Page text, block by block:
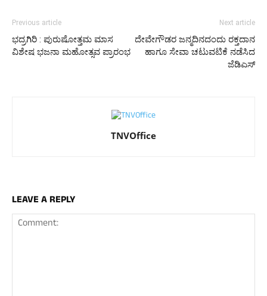
Previous article
ಭದ್ರಗಿರಿ : ಪುರುಷೋತ್ತಮ ಮಾಸ
ವಿಶೇಷ ಭಜನಾ ಮಹೋತ್ಸವ ಪ್ರಾರಂಭ
Next article
ದೇವೇಗೌಡರ ಜನ್ಮದಿನದಂದು ರಕ್ತದಾನ
ಹಾಗೂ ಸೇವಾ ಚಟುವಟಿಕೆ ನಡೆಸಿದ
ಜೆಡಿಎಸ್
TNVOffice
LEAVE A REPLY